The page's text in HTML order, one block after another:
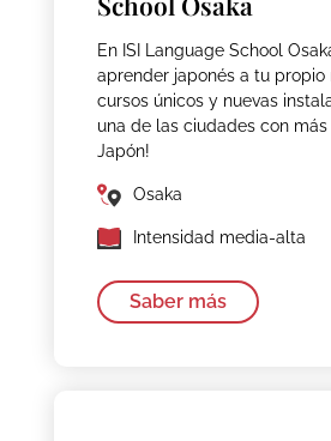
En ISI Language School
aprender japonés a tu propio
cursos únicos y nuevas
una de las ciudades con
Japón!
Osaka
Intensidad media-alta
Saber más